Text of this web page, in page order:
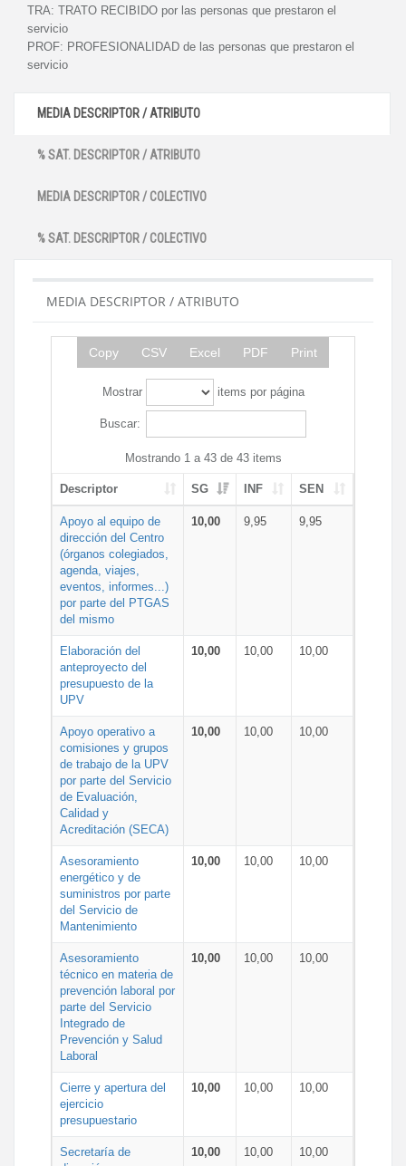
TRA: TRATO RECIBIDO por las personas que prestaron el
servicio
PROF: PROFESIONALIDAD de las personas que prestaron el
servicio
MEDIA DESCRIPTOR / ATRIBUTO
% SAT. DESCRIPTOR / ATRIBUTO
MEDIA DESCRIPTOR / COLECTIVO
% SAT. DESCRIPTOR / COLECTIVO
MEDIA DESCRIPTOR / ATRIBUTO
Copy CSV Excel PDF Print
Mostrar items por página
Buscar:
Mostrando 1 a 43 de 43 items
Descriptor SG INF SEN
Apoyo al equipo de
dirección del Centro
(órganos colegiados,
agenda, viajes,
eventos, informes...)
por parte del PTGAS
del mismo
10,00 9,95 9,95
Elaboración del
anteproyecto del
presupuesto de la
UPV
10,00 10,00 10,00
Apoyo operativo a
comisiones y grupos
de trabajo de la UPV
por parte del Servicio
de Evaluación,
Calidad y
Acreditación (SECA)
10,00 10,00 10,00
Asesoramiento
energético y de
suministros por parte
del Servicio de
Mantenimiento
10,00 10,00 10,00
Asesoramiento
técnico en materia de
prevención laboral por
parte del Servicio
Integrado de
Prevención y Salud
Laboral
10,00 10,00 10,00
Cierre y apertura del
ejercicio
presupuestario
10,00 10,00 10,00
Secretaría de
10,00 10,00 10,00